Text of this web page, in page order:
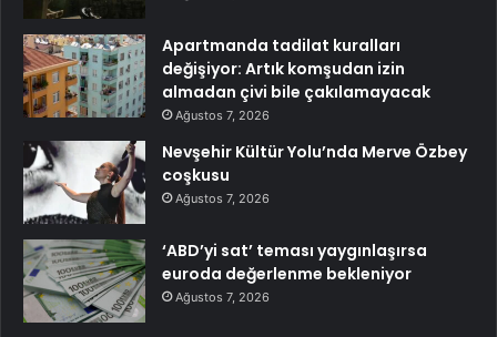
Apartmanda tadilat kuralları
değişiyor: Artık komşudan izin
almadan çivi bile çakılamayacak
Ağustos 7, 2026
Nevşehir Kültür Yolu’nda Merve Özbey
coşkusu
Ağustos 7, 2026
‘ABD’yi sat’ teması yaygınlaşırsa
euroda değerlenme bekleniyor
Ağustos 7, 2026